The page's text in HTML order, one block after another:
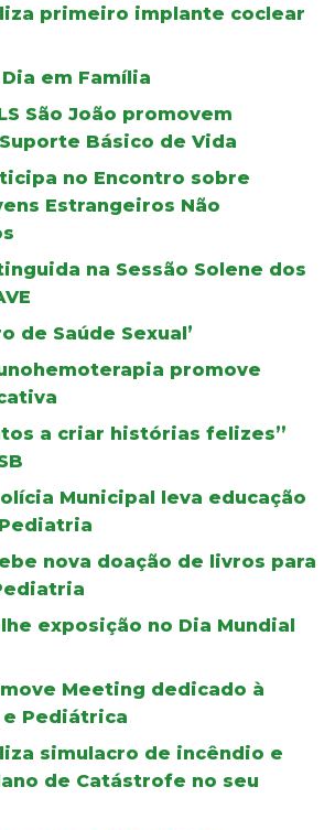
primeiro implante coclear
em Família
São João promovem
Básico de Vida
no Encontro sobre
Estrangeiros Não
na Sessão Solene dos
de Saúde Sexual’
promove
a criar histórias felizes”
Municipal leva educação
nova doação de livros para
exposição no Dia Mundial
Meeting dedicado à
Pediátrica
simulacro de incêndio e
de Catástrofe no seu